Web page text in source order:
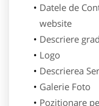
Datele de
website
Descriere
Logo
Descrierea
Galerie Foto
Pozitionare